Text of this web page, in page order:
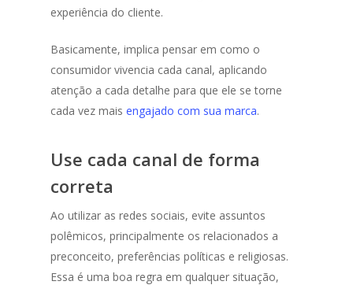
experiência do cliente.
Basicamente, implica pensar em como o
consumidor vivencia cada canal, aplicando
atenção a cada detalhe para que ele se torne
cada vez mais engajado com sua marca.
Use cada canal de forma
correta
Ao utilizar as redes sociais, evite assuntos
polêmicos, principalmente os relacionados a
preconceito, preferências políticas e religiosas.
Essa é uma boa regra em qualquer situação,